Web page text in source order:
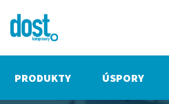
PRODUKTY ÚSPORY